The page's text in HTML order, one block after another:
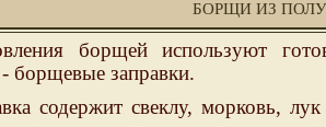
БОРЩИ ИЗ
борщей используют
борщевые заправки.
содержит свеклу, морковь,